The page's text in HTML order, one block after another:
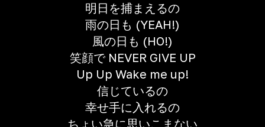
明日を捕まえるの
雨の日も (YEAH!)
風の日も (HO!)
笑顔で NEVER GIVE UP
Up Up Wake me up!
信じているの
幸せ手に入れるの
ちょい急に思いこまない